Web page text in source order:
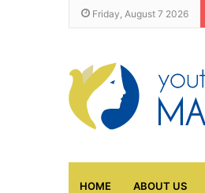
Friday, August 7 2026
HOME ABOUT US